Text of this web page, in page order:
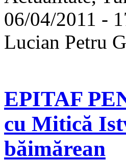
06/04/2011 -
Lucian Petru
EPITAF
cu Mitică
băimărean